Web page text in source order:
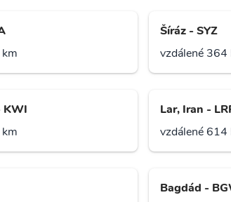
Šíráz - SYZ
vzdálené 364
KWI
Lar, Iran -
vzdálené 614
Bagdád -